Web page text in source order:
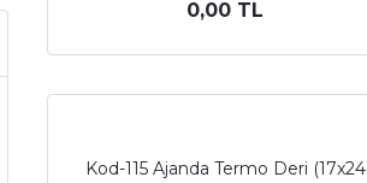
0,00 TL
Kod-115 Ajanda Termo Deri (17x24